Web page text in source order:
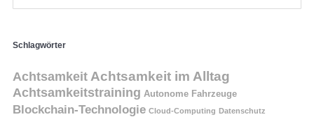
Schlagwörter
Achtsamkeit Achtsamkeit im Alltag
Achtsamkeitstraining Autonome Fahrzeuge
Blockchain-Technologie Cloud-Computing Datenschutz